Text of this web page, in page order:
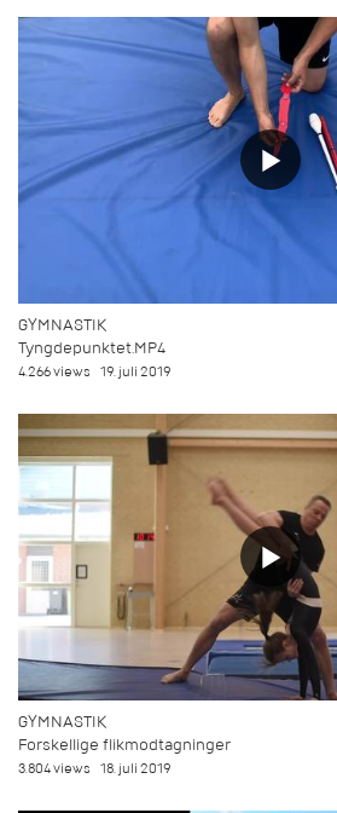
GYMNASTIK
Tyngdepunktet.MP4
4.266 views 19. juli 2019
GYMNASTIK
Forskellige flikmodtagninger
3.804 views 18. juli 2019